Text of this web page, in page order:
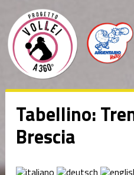
Tabellino:
Brescia